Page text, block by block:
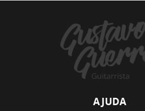
AJUDA